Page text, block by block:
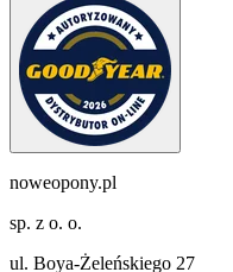
noweopony.pl
sp. z o. o.
ul. Boya-Żeleńskiego 27